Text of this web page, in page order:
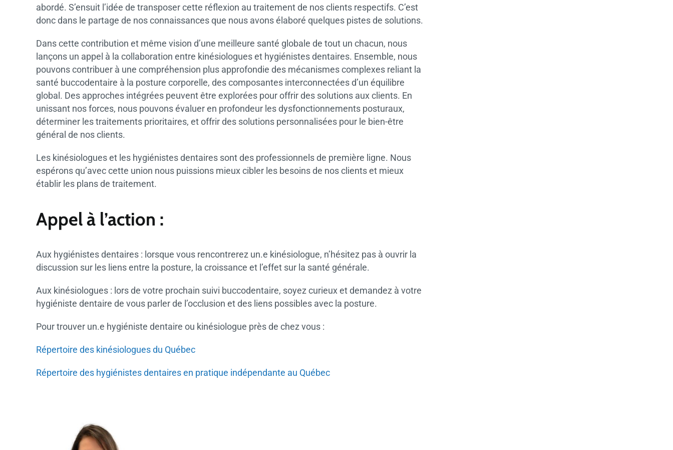
abordé. S’ensuit l’idée de transposer cette réflexion au traitement de nos clients respectifs. C’est
donc dans le partage de nos connaissances que nous avons élaboré quelques pistes de solutions.
Dans cette contribution et même vision d’une meilleure santé globale de tout un chacun, nous
lançons un appel à la collaboration entre kinésiologues et hygiénistes dentaires. Ensemble, nous
pouvons contribuer à une compréhension plus approfondie des mécanismes complexes reliant la
santé buccodentaire à la posture corporelle, des composantes interconnectées d’un équilibre
global. Des approches intégrées peuvent être explorées pour offrir des solutions aux clients. En
unissant nos forces, nous pouvons évaluer en profondeur les dysfonctionnements posturaux,
déterminer les traitements prioritaires, et offrir des solutions personnalisées pour le bien-être
général de nos clients.
Les kinésiologues et les hygiénistes dentaires sont des professionnels de première ligne. Nous
espérons qu’avec cette union nous puissions mieux cibler les besoins de nos clients et mieux
établir les plans de traitement.
Appel à l’action :
Aux hygiénistes dentaires : lorsque vous rencontrerez un.e kinésiologue, n’hésitez pas à ouvrir la
discussion sur les liens entre la posture, la croissance et l’effet sur la santé générale.
Aux kinésiologues : lors de votre prochain suivi buccodentaire, soyez curieux et demandez à votre
hygiéniste dentaire de vous parler de l’occlusion et des liens possibles avec la posture.
Pour trouver un.e hygiéniste dentaire ou kinésiologue près de chez vous :
Répertoire des kinésiologues du Québec
Répertoire des hygiénistes dentaires en pratique indépendante au Québec